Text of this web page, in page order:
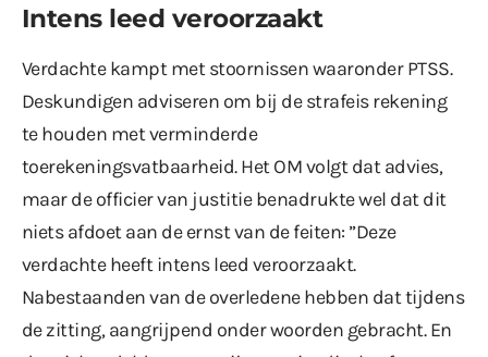
Intens leed veroorzaakt
Verdachte kampt met stoornissen waaronder PTSS.
Deskundigen adviseren om bij de strafeis rekening
te houden met verminderde
toerekeningsvatbaarheid. Het OM volgt dat advies,
maar de officier van justitie benadrukte wel dat dit
niets afdoet aan de ernst van de feiten: ”Deze
verdachte heeft intens leed veroorzaakt.
Nabestaanden van de overledene hebben dat tijdens
de zitting, aangrijpend onder woorden gebracht. En